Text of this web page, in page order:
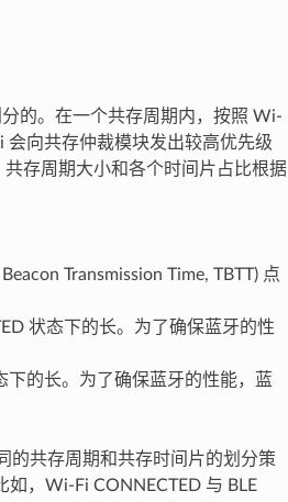
的。在一个共存周期内，按照 Wi-
会向共存仲裁模块发出较高优先级
存周期大小和各个时间片占比根据
Transmission Time, TBTT) 点
状态下的长。为了确保蓝牙的性
下的长。为了确保蓝牙的性能，蓝
的共存周期和共存时间片的划分策
如，Wi-Fi CONNECTED 与 BLE